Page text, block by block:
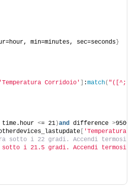
min=minutes, sec=seconds}
'Temperatura Corridoio' ] :match(
time.hour <= 21)and difference >9500
[ 'Temperatura
sotto i 22 gradi. Accendi
sotto i 21.5 gradi. Accendi